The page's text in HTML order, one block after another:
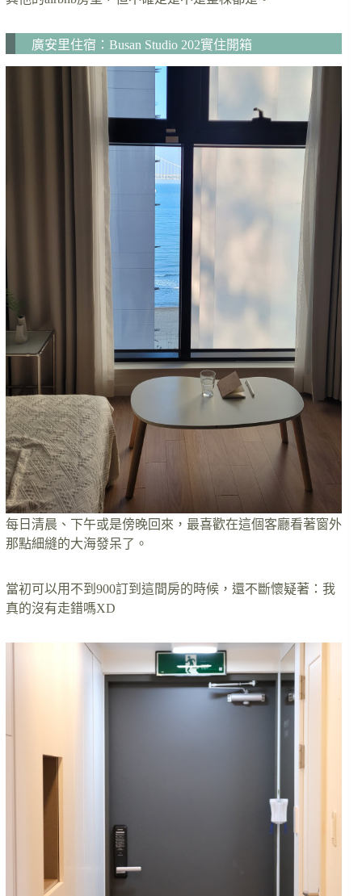
廣安里住宿：Busan Studio 202實住開箱
每日清晨、下午或是傍晚回來，最喜歡在這個客廳看著窗外
那點細縫的大海發呆了。
當初可以用不到900訂到這間房的時候，還不斷懷疑著：我
真的沒有走錯嗎XD